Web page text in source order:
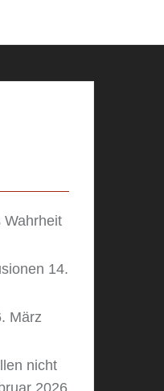
Wahrheit
14.
März
nicht
2026